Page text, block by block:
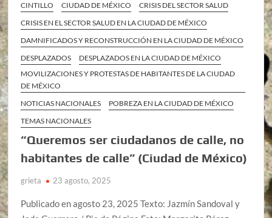
CINTILLO CIUDAD DE MÉXICO
CRISIS DEL SECTOR SALUD
CRISIS EN EL SECTOR SALUD EN LA CIUDAD DE MÉXICO
DAMNIFICADOS Y RECONSTRUCCIÓN EN LA CIUDAD DE MÉXICO
DESPLAZADOS
DESPLAZADOS EN LA CIUDAD DE MÉXICO
MOVILIZACIONES Y PROTESTAS DE HABITANTES DE LA CIUDAD
DE MÉXICO
NOTICIAS NACIONALES
POBREZA EN LA CIUDAD DE MÉXICO
TEMAS NACIONALES
“Queremos ser ciudadanos de calle, no
habitantes de calle” (Ciudad de México)
grieta 23 agosto, 2025
Publicado en agosto 23, 2025 Texto: Jazmín Sandoval y